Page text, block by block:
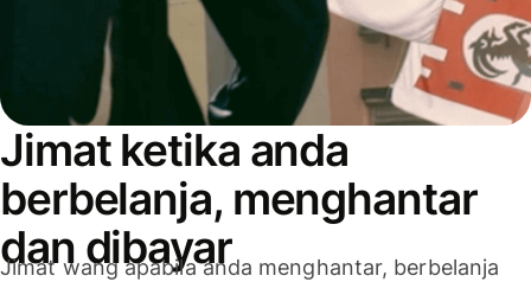
Jimat ketika anda
berbelanja, menghantar
dan dibayar
Jimat wang apabila anda menghantar, berbelanja